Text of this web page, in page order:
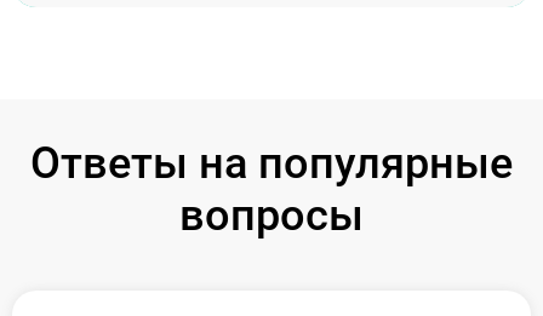
Ответы на популярные
вопросы